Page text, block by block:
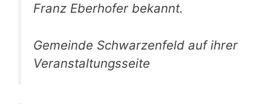
Franz Eberhofer bekannt.
Gemeinde Schwarzenfeld auf ihrer
Veranstaltungsseite